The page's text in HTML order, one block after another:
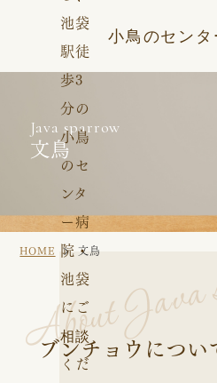
小鳥のセン
Java sparrow
文鳥
HOME 文鳥
About
ブンチョウについ